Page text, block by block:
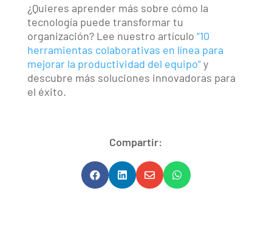
¿Quieres aprender más sobre cómo la
tecnología puede transformar tu
organización? Lee nuestro artículo “10
herramientas colaborativas en línea para
mejorar la productividad del equipo”y
descubre más soluciones innovadoras para
el éxito.
Compartir:
   